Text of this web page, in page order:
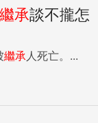
繼承談不攏怎
繼承 人死亡。...